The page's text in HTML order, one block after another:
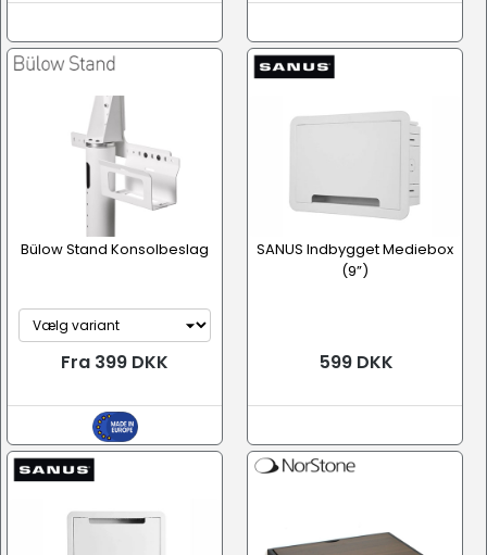
Bülow Stand Konsolbeslag
Fra 399 DKK
SANUS Indbygget Mediebox
(9”)
599 DKK